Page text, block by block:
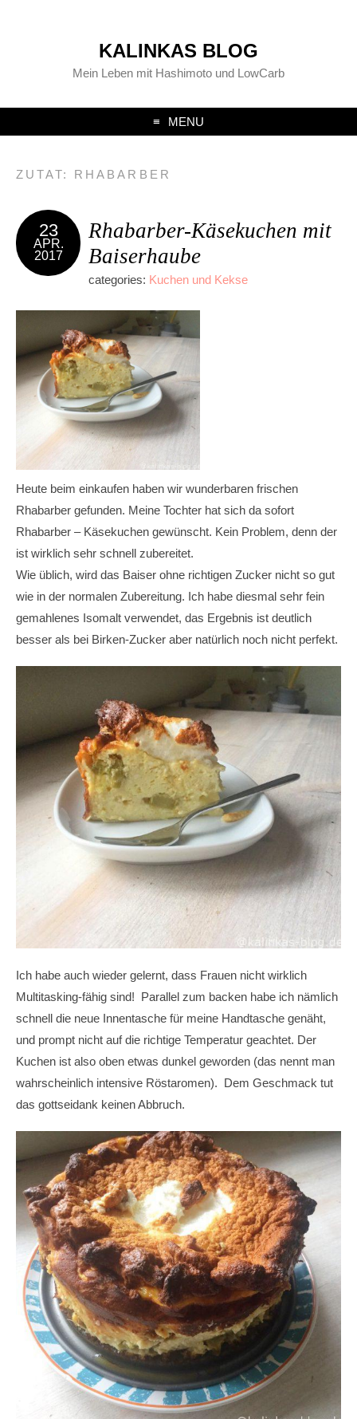
KALINKAS BLOG
Mein Leben mit Hashimoto und LowCarb
MENU
ZUTAT: RHABARBER
23
APR.
2017
Rhabarber-Käsekuchen mit
Baiserhaube
categories: Kuchen und Kekse
Heute beim einkaufen haben wir wunderbaren frischen
Rhabarber gefunden. Meine Tochter hat sich da sofort
Rhabarber – Käsekuchen gewünscht. Kein Problem, denn der
ist wirklich sehr schnell zubereitet.
Wie üblich, wird das Baiser ohne richtigen Zucker nicht so gut
wie in der normalen Zubereitung. Ich habe diesmal sehr fein
gemahlenes Isomalt verwendet, das Ergebnis ist deutlich
besser als bei Birken-Zucker aber natürlich noch nicht perfekt.
Ich habe auch wieder gelernt, dass Frauen nicht wirklich
Multitasking-fähig sind! Parallel zum backen habe ich nämlich
schnell die neue Innentasche für meine Handtasche genäht,
und prompt nicht auf die richtige Temperatur geachtet. Der
Kuchen ist also oben etwas dunkel geworden (das nennt man
wahrscheinlich intensive Röstaromen). Dem Geschmack tut
das gottseidank keinen Abbruch.